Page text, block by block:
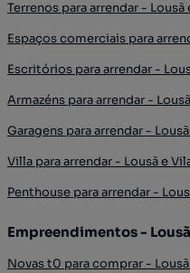
Terrenos para arrendar - Lousã
Espaços comerciais para
Escritórios para arrendar -
Armazéns para arrendar -
Garagens para arrendar -
Villa para arrendar - Lousã e
Penthouse para arrendar -
Empreendimentos -
Novas t0 para comprar -